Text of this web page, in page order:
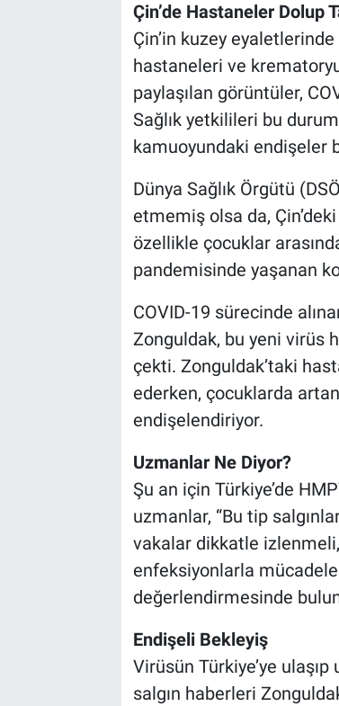
Çin’de Hastaneler Dolup
Çin’in kuzey
hastaneleri ve
paylaşılan görüntüler,
Sağlık yetkilileri bu
kamuoyundaki endişeler
Dünya Sağlık Örgütü
etmemiş olsa da,
özellikle çocuklar
pandemisinde yaşanan
COVID-19 sürecinde
Zonguldak, bu yeni virüs
çekti. Zonguldak’taki
ederken, çocuklarda
endişelendiriyor.
Uzmanlar Ne Diyor?
Şu an için Türkiye’de
uzmanlar, “Bu tip
vakalar dikkatle izlenmeli,
enfeksiyonlarla
değerlendirmesinde
Endişeli Bekleyiş
Virüsün Türkiye’ye
salgın haberleri